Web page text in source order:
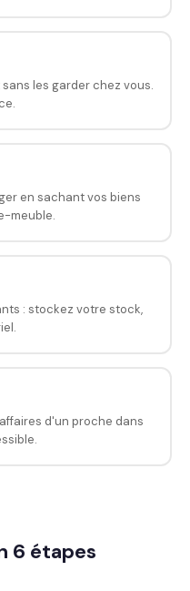
les garder chez vous.
en sachant vos biens
meuble.
: stockez votre stock,
d'un proche dans
6 étapes